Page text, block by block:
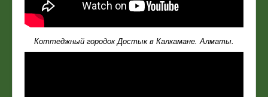
Коттеджный городок Достык в Калкамане. Алматы.